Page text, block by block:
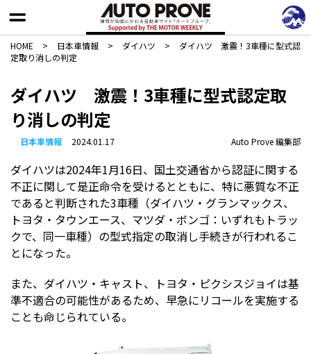
HOME > 日本車情報​ > ダイハツ >
ダイハツ 激震！3車種に型式認
定取り消しの判定
ダイハツ 激震！3車種に型式認定取
り消しの判定
日本車情報​ 2024.01.17 Auto Prove 編集部
ダイハツは2024年1月16日、国土交通省から認証に関する
不正に関して是正命令を受けるとともに、特に悪質な不正
であると判断された3車種（ダイハツ・グランマックス、
トヨタ・タウンエース、マツダ・ボンゴ：いずれもトラッ
クで、同一車種）の型式指定の取消し手続きが行われるこ
とになった。
また、ダイハツ・キャスト、トヨタ・ピクシスジョイは基
準不適合の可能性があるため、早急にリコールを実施する
ことも命じられている。